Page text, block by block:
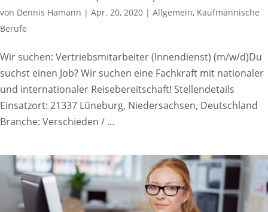
von Dennis Hamann | Apr. 20, 2020 | Allgemein, Kaufmännische
Berufe
Wir suchen: Vertriebsmitarbeiter (Innendienst) (m/w/d)Du
suchst einen Job? Wir suchen eine Fachkraft mit nationaler
und internationaler Reisebereitschaft! Stellendetails
Einsatzort: 21337 Lüneburg, Niedersachsen, Deutschland
Branche: Verschieden / ...